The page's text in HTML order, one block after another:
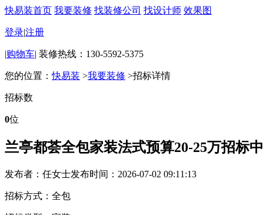
快易装首页 我要装修 找装修公司 找设计师 效果图
登录|注册
|购物车| 装修热线：130-5592-5375
您的位置：快易装 >我要装修 >招标详情
招标数
0位
兰亭都荟全包家装法式预算20-25万招标中
发布者：任女士发布时间： 2026-07-02 09:11:13
招标方式：全包